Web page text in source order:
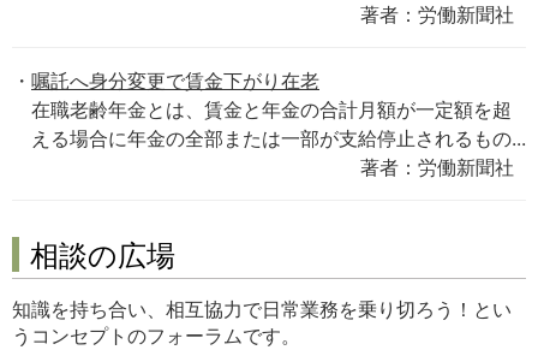
著者：労働新聞社
嘱託へ身分変更で賃金下がり在老
在職老齢年金とは、賃金と年金の合計月額が一定額を超
える場合に年金の全部または一部が支給停止されるもの...
著者：労働新聞社
相談の広場
知識を持ち合い、相互協力で日常業務を乗り切ろう！とい
うコンセプトのフォーラムです。